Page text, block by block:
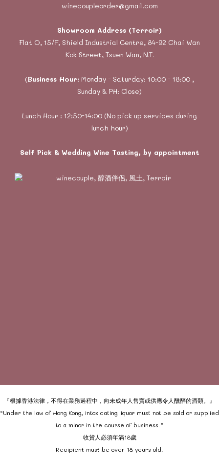
winecoupleorder@gmail.com
Showroom Address (Terroir)
Flat O, 15/F, Shield Industrial Centre, 84-92 Chai Wan
Kok Street, Tsuen Wan, N.T.
(Business Hour: Monday - Saturday: 10:00 - 18:00 ,
Sunday & PH: Close)
Lunch Hour : 12:50-14:00 (No pick up services during
lunch hour)
Self Pick & Wedding Wine Tasting, by appointment
『根據香港法律，不得在業務過程中，向未成年人售賣或供應令人醺醉的酒類。』
“Under the law of Hong Kong, intoxicating liquor must not be sold or supplied
to a minor in the course of business.”
收貨人必須年滿18歲
Recipient must be over 18 years old.